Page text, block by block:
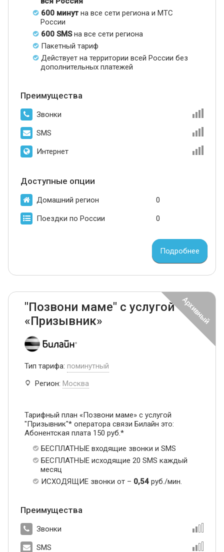
600 минут на все сети региона и МТС
России
600 SMSна все сети региона
Пакетный тариф
Действует на территории всей России без
дополнительных платежей
Преимущества
Звонки
SMS
Интернет
Доступные опции
Домашний регион 0
Поездки по России 0
Подробнее
"Позвони маме" с услугой
«Призывник»
Тип тарифа: поминутный
Регион: Москва
Тарифный план «Позвони маме» с услугой
"Призывник"* оператора связи Билайн это:
Абонентская плата 150 руб.*
БЕСПЛАТНЫЕ входящие звонки и SMS
БЕСПЛАТНЫЕ исходящие 20 SMS каждый
месяц
ИСХОДЯЩИЕ звонки от – 0,54 руб./мин.
Преимущества
Звонки
SMS